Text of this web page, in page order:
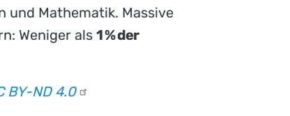
und Mathematik. Massive
Weniger als 1 % der
BY-ND 4.0